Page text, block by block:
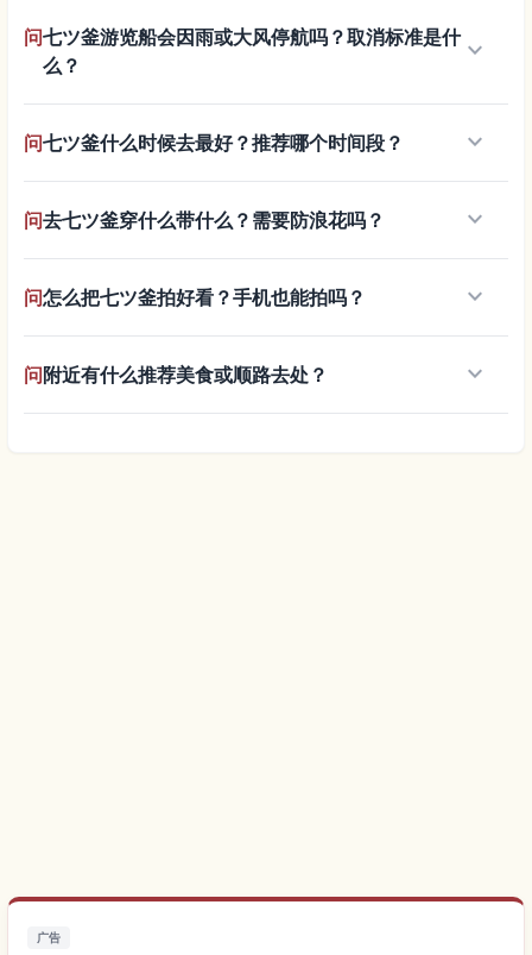
问七ツ釜游览船会因雨或大风停航吗？取消标准是什
么？
keyboard_arrow_down
问七ツ釜什么时候去最好？推荐哪个时间段？ keyboard_arrow_down
问去七ツ釜穿什么带什么？需要防浪花吗？ keyboard_arrow_down
问怎么把七ツ釜拍好看？手机也能拍吗？ keyboard_arrow_down
问附近有什么推荐美食或顺路去处？ keyboard_arrow_down
广告